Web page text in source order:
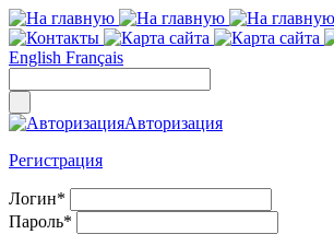
English Français
Авторизация
Регистрация
Логин*
Пароль*